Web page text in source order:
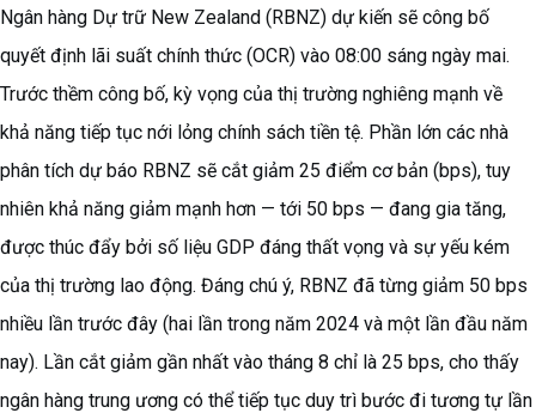
Ngân hàng Dự trữ New Zealand (RBNZ) dự kiến sẽ công bố
quyết định lãi suất chính thức (OCR) vào 08:00 sáng ngày mai.
Trước thềm công bố, kỳ vọng của thị trường nghiêng mạnh về
khả năng tiếp tục nới lỏng chính sách tiền tệ. Phần lớn các nhà
phân tích dự báo RBNZ sẽ cắt giảm 25 điểm cơ bản (bps), tuy
nhiên khả năng giảm mạnh hơn — tới 50 bps — đang gia tăng,
được thúc đẩy bởi số liệu GDP đáng thất vọng và sự yếu kém
của thị trường lao động. Đáng chú ý, RBNZ đã từng giảm 50 bps
nhiều lần trước đây (hai lần trong năm 2024 và một lần đầu năm
nay). Lần cắt giảm gần nhất vào tháng 8 chỉ là 25 bps, cho thấy
ngân hàng trung ương có thể tiếp tục duy trì bước đi tương tự lần